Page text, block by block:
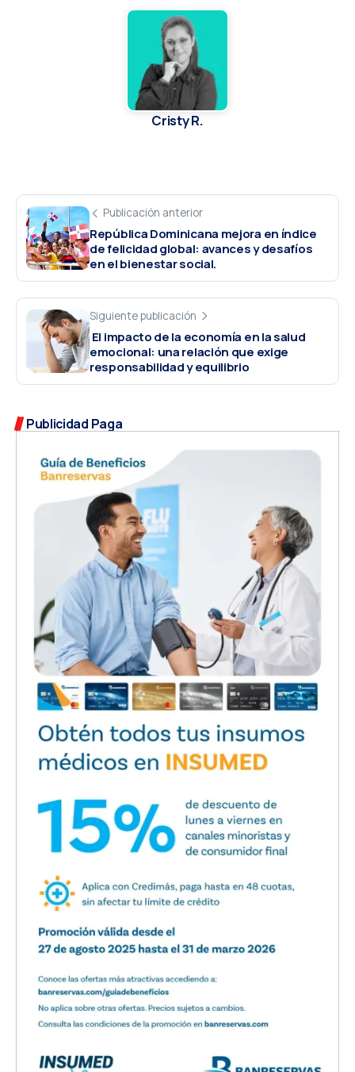
Cristy R.
Publicación anterior
República Dominicana mejora en índice
de felicidad global: avances y desafíos
en el bienestar social.
Siguiente publicación
El impacto de la economía en la salud
emocional: una relación que exige
responsabilidad y equilibrio
Publicidad Paga